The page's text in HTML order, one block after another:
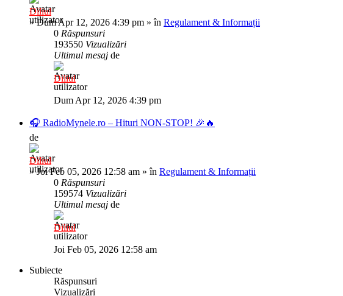
Diliul
»Dum Apr 12, 2026 4:39 pm » în Regulament & Informații
0 Răspunsuri
193550 Vizualizări
Ultimul mesaj de
Diliul
Dum Apr 12, 2026 4:39 pm
🎧 RadioMynele.ro – Hituri NON-STOP! 🎉🔥
de
Diliul
»Joi Feb 05, 2026 12:58 am » în Regulament & Informații
0 Răspunsuri
159574 Vizualizări
Ultimul mesaj de
Diliul
Joi Feb 05, 2026 12:58 am
Subiecte
Răspunsuri
Vizualizări